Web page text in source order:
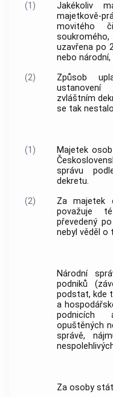
(1)
Jakékoliv
majetkově-
movitého
uzavřena po
nebo
(2)
Způsob
ustanovení
zvláštním
se tak
(1)
Majetek
správu
dekretu.
(2)
Za majetek
považuje
převedený
nebyl věděl o
Národní
podniků
podstat, kde
a
podnicích
opuštěných
správě,
Za osoby